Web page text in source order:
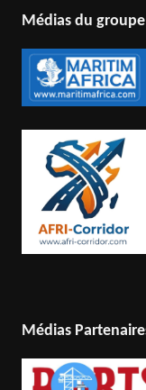
Médias du groupe
Médias